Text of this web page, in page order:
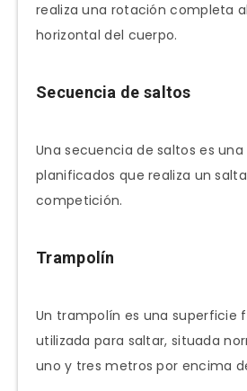
realiza una rotación completa
horizontal del cuerpo.
Secuencia de saltos
Una secuencia de saltos es una
planificados que realiza un
competición.
Trampolín
Un trampolín es una superficie
utilizada para saltar, situada
uno y tres metros por encima